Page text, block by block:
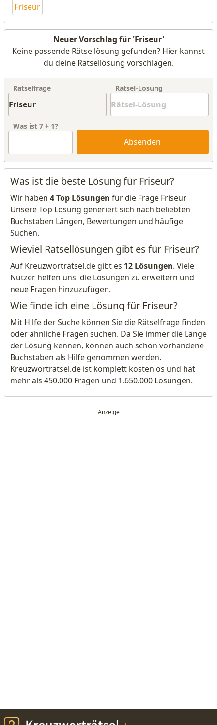
Friseur
Neuer Vorschlag für 'Friseur'
Keine passende Rätsellösung gefunden? Hier kannst
du deine Rätsellösung vorschlagen.
Rätselfrage Rätsel-Lösung
Was ist 7 + 1?
Absenden
Was ist die beste Lösung für Friseur?
Wir haben 4 Top Lösungen für die Frage Friseur.
Unsere Top Lösung generiert sich nach beliebten
Buchstaben Längen, Bewertungen und häufige
Suchen.
Wieviel Rätsellösungen gibt es für Friseur?
Auf Kreuzworträtsel.de gibt es 12 Lösungen. Viele
Nutzer helfen uns, die Lösungen zu erweitern und
neue Fragen hinzuzufügen.
Wie finde ich eine Lösung für Friseur?
Mit Hilfe der Suche können Sie die Rätselfrage finden
oder ähnliche Fragen suchen. Da Sie immer die Länge
der Lösung kennen, können auch schon vorhandene
Buchstaben als Hilfe genommen werden.
Kreuzworträtsel.de ist komplett kostenlos und hat
mehr als 450.000 Fragen und 1.650.000 Lösungen.